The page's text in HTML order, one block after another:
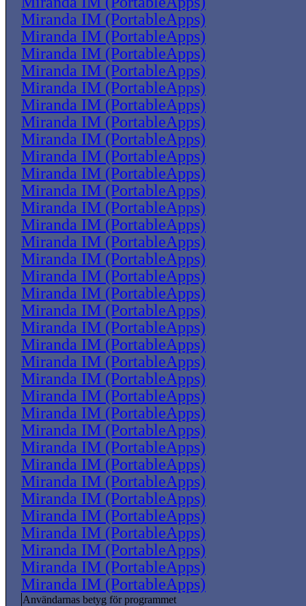
Miranda IM (PortableApps)
Miranda IM (PortableApps)
Miranda IM (PortableApps)
Miranda IM (PortableApps)
Miranda IM (PortableApps)
Miranda IM (PortableApps)
Miranda IM (PortableApps)
Miranda IM (PortableApps)
Miranda IM (PortableApps)
Miranda IM (PortableApps)
Miranda IM (PortableApps)
Miranda IM (PortableApps)
Miranda IM (PortableApps)
Miranda IM (PortableApps)
Miranda IM (PortableApps)
Miranda IM (PortableApps)
Miranda IM (PortableApps)
Miranda IM (PortableApps)
Miranda IM (PortableApps)
Miranda IM (PortableApps)
Miranda IM (PortableApps)
Miranda IM (PortableApps)
Miranda IM (PortableApps)
Miranda IM (PortableApps)
Miranda IM (PortableApps)
Miranda IM (PortableApps)
Miranda IM (PortableApps)
Miranda IM (PortableApps)
Miranda IM (PortableApps)
Miranda IM (PortableApps)
Miranda IM (PortableApps)
Miranda IM (PortableApps)
Miranda IM (PortableApps)
Miranda IM (PortableApps)
Användarnas betyg för programmet